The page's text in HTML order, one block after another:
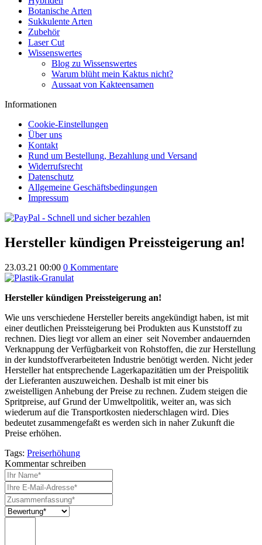
Botanische Arten
Sukkulente Arten
Zubehör
Laser Cut
Wissenswertes
Blog zu Wissenswertes
Warum blüht mein Kaktus nicht?
Aussaat von Kakteensamen
Informationen
Cookie-Einstellungen
Über uns
Kontakt
Rund um Bestellung, Bezahlung und Versand
Widerrufsrecht
Datenschutz
Allgemeine Geschäftsbedingungen
Impressum
Hersteller kündigen Preissteigerung an!
23.03.21 00:00 0 Kommentare
Hersteller kündigen Preissteigerung an!
Wie uns verschiedene Hersteller bereits angekündigt haben, ist mit
einer deutlichen Preissteigerung bei Produkten aus Kunststoff zu
rechnen. Dies liegt vor allem an einer seit November andauernden
Verknappung der Verfügbarkeit von Rohstoffen, die zur Herstellung
in der kundstoffverarbeiteten Industrie benötigt werden. Nicht jeder
Hersteller hat entsprechende Lagerkapazitätien um der Preispolitik
der Lieferanten auszuweichen. Deshalb ist mit einer bis
zweistelligen Anhebung der Preise zu rechnen. Zudem steigen die
Spritpreise, auf Grund der Umweltpolitik, weiter an, was sich
wiederum auf die Transportkosten niederschlagen wird. Dies
bedeutet zusammengefaßt es werden sich in naher Zukunft die
Preise erhöhen.
Tags: Preiserhöhung
Kommentar schreiben